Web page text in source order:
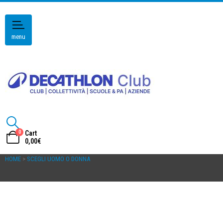
menu
0
Cart
0,00€
HOME > SCEGLI UOMO O DONNA